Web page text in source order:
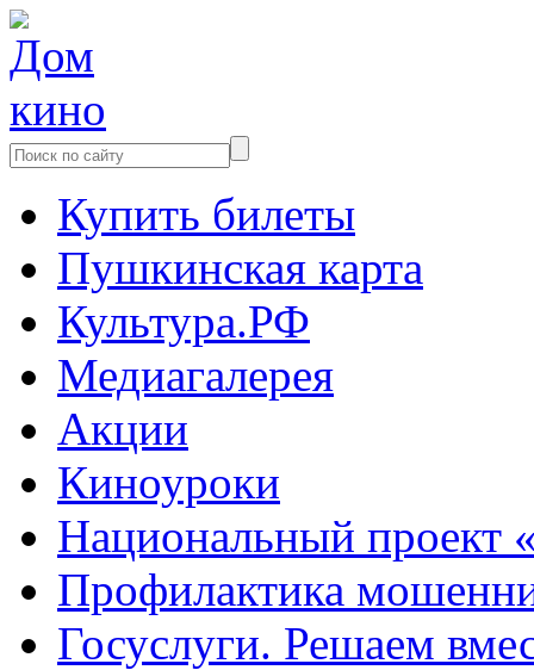
Купить билеты
Пушкинская карта
Культура.РФ
Медиагалерея
Акции
Киноуроки
Национальный проект
Профилактика
Госуслуги. Решаем